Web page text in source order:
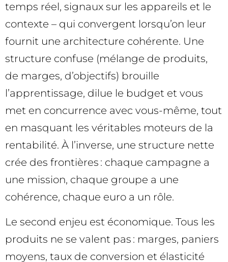
temps réel, signaux sur les appareils et le
contexte – qui convergent lorsqu’on leur
fournit une architecture cohérente. Une
structure confuse (mélange de produits,
de marges, d’objectifs) brouille
l’apprentissage, dilue le budget et vous
met en concurrence avec vous-même, tout
en masquant les véritables moteurs de la
rentabilité. À l’inverse, une structure nette
crée des frontières : chaque campagne a
une mission, chaque groupe a une
cohérence, chaque euro a un rôle.
Le second enjeu est économique. Tous les
produits ne se valent pas : marges, paniers
moyens, taux de conversion et élasticité